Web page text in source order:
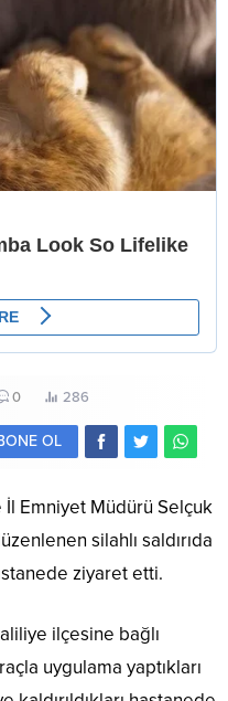
0 286
OL
İl Emniyet Müdürü Selçuk
silahlı saldırıda
ziyaret etti.
ilçesine bağlı
uygulama yaptıkları